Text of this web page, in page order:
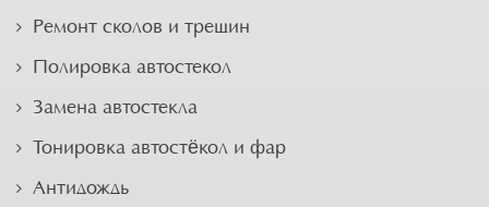
Ремонт сколов и трещин
Полировка автостекол
Замена автостекла
Тонировка автостёкол и фар
Антидождь